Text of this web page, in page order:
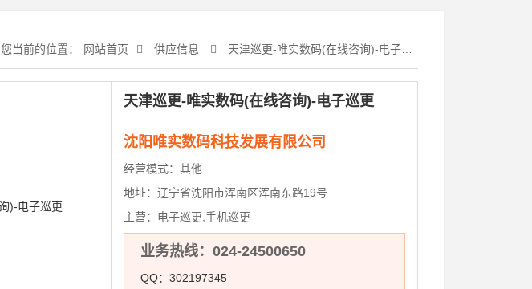
您当前的位置： 网站首页 供应信息 天津巡更-唯实数码(在线咨询)-电子巡更
天津巡更-唯实数码(在线咨询)-电子巡更
沈阳唯实数码科技发展有限公司
经营模式： 其他
地址： 辽宁省沈阳市浑南区浑南东路19号
主营： 电子巡更,手机巡更
业务热线：024-24500650
QQ：302197345